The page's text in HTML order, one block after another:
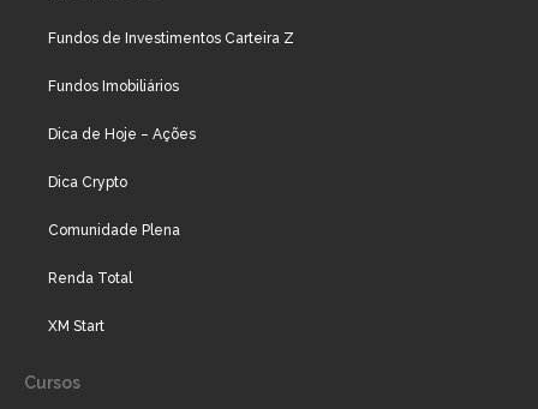
Fundos de Investimentos Carteira Z
Fundos Imobiliários
Dica de Hoje – Ações
Dica Crypto
Comunidade Plena
Renda Total
XM Start
Cursos